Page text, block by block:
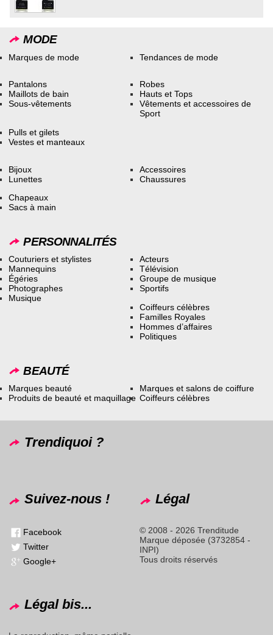
MODE
Marques de mode Tendances de mode
Pantalons
Maillots de bain
Sous-vêtements
Robes
Hauts et Tops
Vêtements et accessoires de
Sport
Pulls et gilets
Vestes et manteaux
Bijoux
Lunettes
Accessoires
Chaussures
Chapeaux
Sacs à main
PERSONNALITÉS
Couturiers et stylistes
Mannequins
Égéries
Photographes
Musique
Acteurs
Télévision
Groupe de musique
Sportifs
Coiffeurs célèbres
Familles Royales
Hommes d’affaires
Politiques
BEAUTÉ
Marques beauté
Produits de beauté et maquillage
Marques et salons de coiffure
Coiffeurs célèbres
Trendiquoi ?
Suivez-nous !
Facebook
Twitter
Google+
Légal
© 2008 - 2026 Trenditude
Marque déposée (3732854 -
INPI)
Tous droits réservés
Légal bis...